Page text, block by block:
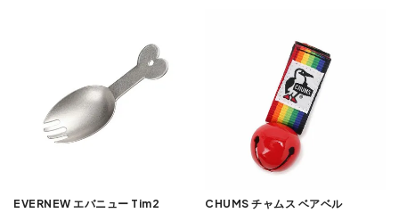
EVERNEW エバニュー Tim2
CHUMS チャムス ベアベル